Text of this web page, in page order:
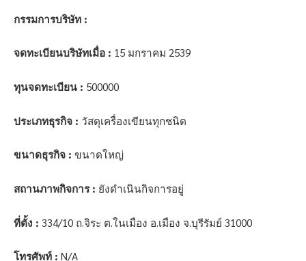
กรรมการบริษัท :
จดทะเบียนบริษัทเมื่อ : 15 มกราคม 2539
ทุนจดทะเบียน : 500000
ประเภทธุรกิจ : วัสดุเครื่องเขียนทุกชนิด
ขนาดธุรกิจ : ขนาดใหญ่
สถานภาพกิจการ : ยังดำเนินกิจการอยู่
ที่ตั้ง : 334/10 ถ.จิระ ต.ในเมือง อ.เมือง จ.บุรีรัมย์ 31000
โทรศัพท์ : N/A